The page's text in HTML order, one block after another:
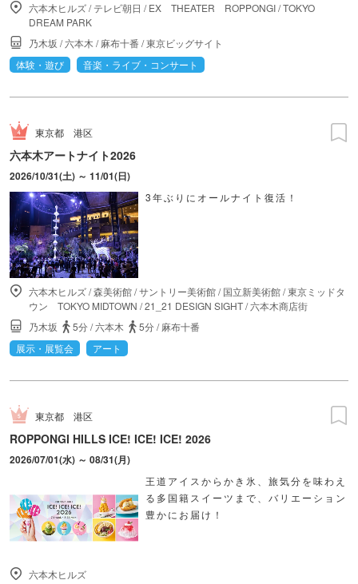
六本木ヒルズ/テレビ朝日 /EX THEATER ROPPONGI/TOKYO
DREAM PARK
乃木坂 /六本木 /麻布十番 /東京ビッグサイト
体験・遊び
音楽・ライブ・コンサート
東京都 港区
六本木アートナイト2026
2026/10/31(土) ～ 11/01(日)
3年ぶりにオールナイト復活！
六本木ヒルズ/森美術館/サントリー美術館/国立新美術館/東京ミッドタ
ウン TOKYO MIDTOWN /21_21 DESIGN SIGHT/六本木商店街
乃木坂
5分/六本木 5分/麻布十番
展示・展覧会
アート
東京都 港区
ROPPONGI HILLS ICE! ICE! ICE! 2026
2026/07/01(水) ～ 08/31(月)
王道アイスからかき氷、旅気分を味わえ
る多国籍スイーツまで、バリエーション
豊かにお届け！
六本木ヒルズ